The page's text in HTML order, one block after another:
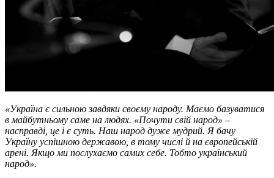
«Україна є сильною завдяки своєму народу. Маємо базуватися
в майбутньому саме на людях. «Почути свій народ» –
насправді, це і є суть. Наш народ дуже мудрий. Я бачу
Україну успішною державою, в тому числі й на європейській
арені. Якщо ми послухаємо самих себе. Тобто український
народ».